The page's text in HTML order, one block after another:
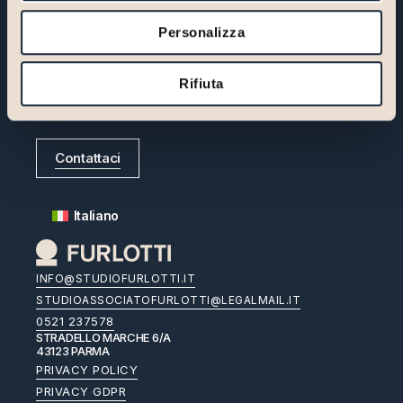
Personalizza
Rifiuta
Vuoi scoprire come il nostro
metodo può fare la differenza?
Contattaci per un incontro iniziale di prima consulenza:
impresa.
Contattaci
Italiano
INFO@STUDIOFURLOTTI.IT
STUDIOASSOCIATOFURLOTTI@LEGALMAIL.IT
0521 237578
STRADELLO MARCHE 6/A
43123 PARMA
PRIVACY POLICY
PRIVACY GDPR